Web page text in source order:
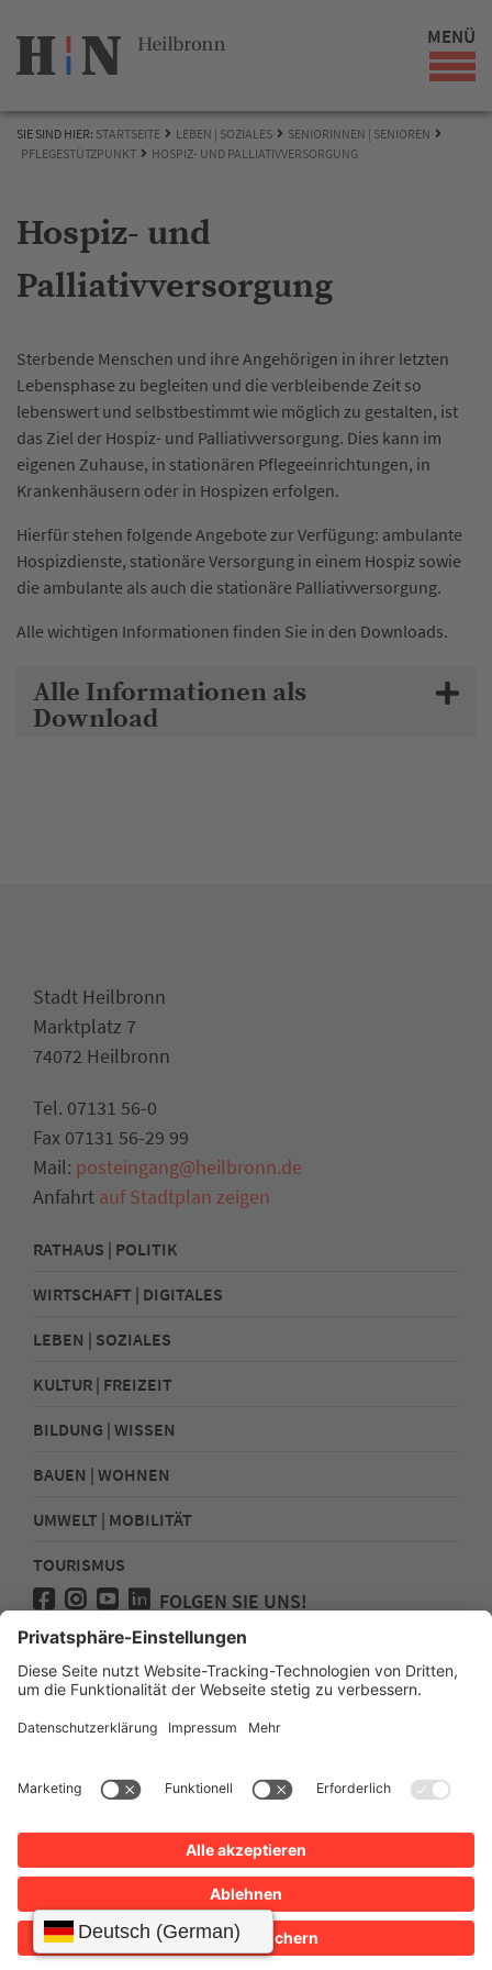
MENÜ
SIE SIND HIER: STARTSEITE LEBEN | SOZIALES
SENIORINNEN | SENIOREN
PFLEGESTÜTZPUNKT
HOSPIZ- UND PALLIATIVVERSORGUNG
Hospiz- und
Palliativversorgung
Sterbende Menschen und ihre Angehörigen in ihrer letzten
Lebensphase zu begleiten und die verbleibende Zeit so
lebenswert und selbstbestimmt wie möglich zu gestalten, ist
das Ziel der Hospiz- und Palliativversorgung. Dies kann im
eigenen Zuhause, in stationären Pflegeeinrichtungen, in
Krankenhäusern oder in Hospizen erfolgen.
Hierfür stehen folgende Angebote zur Verfügung: ambulante
Hospizdienste, stationäre Versorgung in einem Hospiz sowie
die ambulante als auch die stationäre Palliativversorgung.
Alle wichtigen Informationen finden Sie in den Downloads.
Alle Informationen als
Download
Stadt Heilbronn
Marktplatz 7
74072 Heilbronn
Tel. 07131 56-0
Fax 07131 56-29 99
Mail: posteingang@heilbronn.de
Anfahrt auf Stadtplan zeigen
RATHAUS | POLITIK
WIRTSCHAFT | DIGITALES
LEBEN | SOZIALES
KULTUR | FREIZEIT
BILDUNG | WISSEN
BAUEN | WOHNEN
UMWELT | MOBILITÄT
TOURISMUS
FOLGEN SIE UNS!
Presse
Kontakt
Impressum
Sitemap